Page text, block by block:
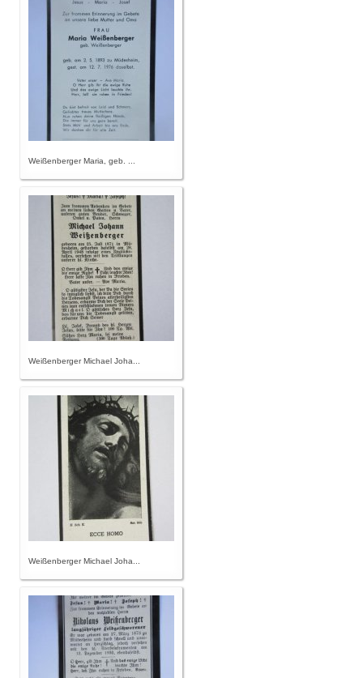
Weißenberger Maria, geb. ...
Weißenberger Michael Joha...
Weißenberger Michael Joha...